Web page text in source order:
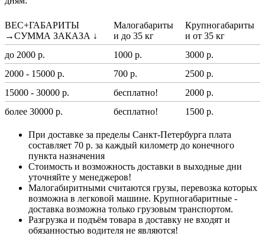
ВЕС+ГАБАРИТЫ
→СУММА ЗАКАЗА ↓
Малогабариты
и до 35 кг
Крупногабариты
и от 35 кг
до 2000 р.
1000 р.
3000 р.
2000 - 15000 р.
700 р.
2500 р.
15000 - 30000 р.
бесплатно!
2000 р.
более 30000 р.
бесплатно! 1500 р.
При доставке за пределы Санкт-Петербурга плата
составляет 70 р. за каждый километр до конечного
пункта назначения
Стоимость и возможность доставки в выходные дни
уточняйте у менеджеров!
Малогабиритными считаются грузы, перевозка которых
возможна в легковой машине. Крупногабаритные -
доставка возможна только грузовым транспортом.
Разгрузка и подъём товара в доставку не входят и
обязанностью водителя не являются!